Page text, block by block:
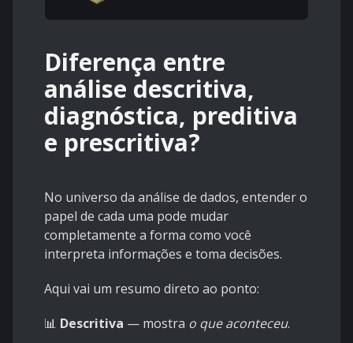
Diferença entre
análise descritiva,
diagnóstica, preditiva
e prescritiva?
No universo da análise de dados, entender o
papel de cada uma pode mudar
completamente a forma como você
interpreta informações e toma decisões.
Aqui vai um resumo direto ao ponto:
📊 Descritiva — mostra o que aconteceu.